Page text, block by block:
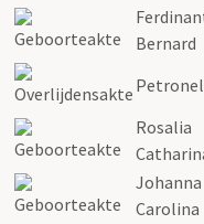
Bernard
Rosalia
Johanna
Carolina